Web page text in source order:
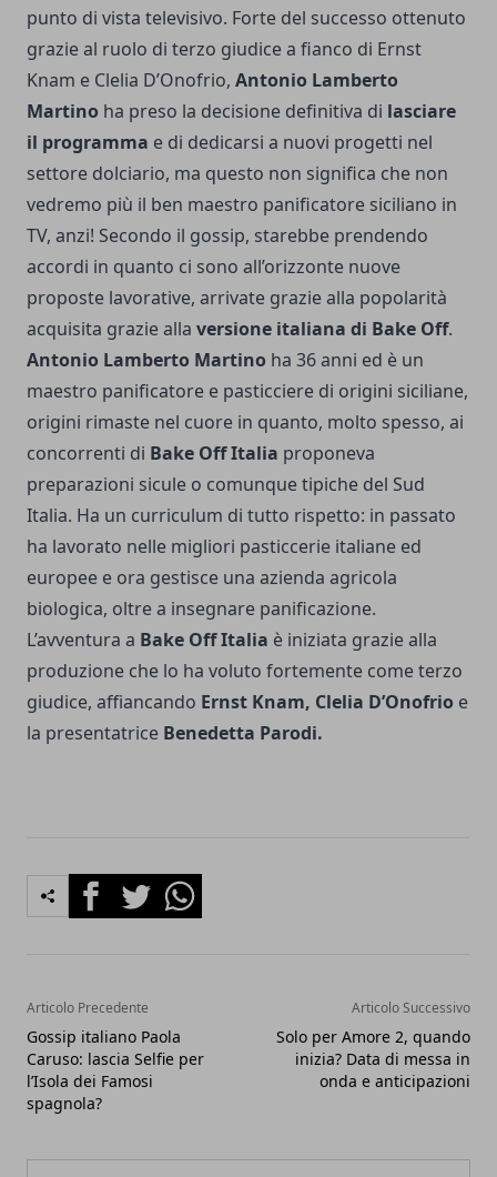
punto di vista televisivo. Forte del successo ottenuto
grazie al ruolo di terzo giudice a fianco di Ernst
Knam e Clelia D’Onofrio, Antonio Lamberto
Martino ha preso la decisione definitiva di lasciare
il programma e di dedicarsi a nuovi progetti nel
settore dolciario, ma questo non significa che non
vedremo più il ben maestro panificatore siciliano in
TV, anzi! Secondo il gossip, starebbe prendendo
accordi in quanto ci sono all’orizzonte nuove
proposte lavorative, arrivate grazie alla popolarità
acquisita grazie alla versione italiana di Bake Off.
Antonio Lamberto Martino ha 36 anni ed è un
maestro panificatore e pasticciere di origini siciliane,
origini rimaste nel cuore in quanto, molto spesso, ai
concorrenti di Bake Off Italia proponeva
preparazioni sicule o comunque tipiche del Sud
Italia. Ha un curriculum di tutto rispetto: in passato
ha lavorato nelle migliori pasticcerie italiane ed
europee e ora gestisce una azienda agricola
biologica, oltre a insegnare panificazione.
L’avventura a Bake Off Italia è iniziata grazie alla
produzione che lo ha voluto fortemente come terzo
giudice, affiancando Ernst Knam, Clelia D’Onofrio e
la presentatrice Benedetta Parodi.
FacebookTwitterWhatsapp
Articolo Precedente
Gossip italiano Paola
Caruso: lascia Selfie per
l’Isola dei Famosi
spagnola?
Articolo Successivo
Solo per Amore 2, quando
inizia? Data di messa in
onda e anticipazioni